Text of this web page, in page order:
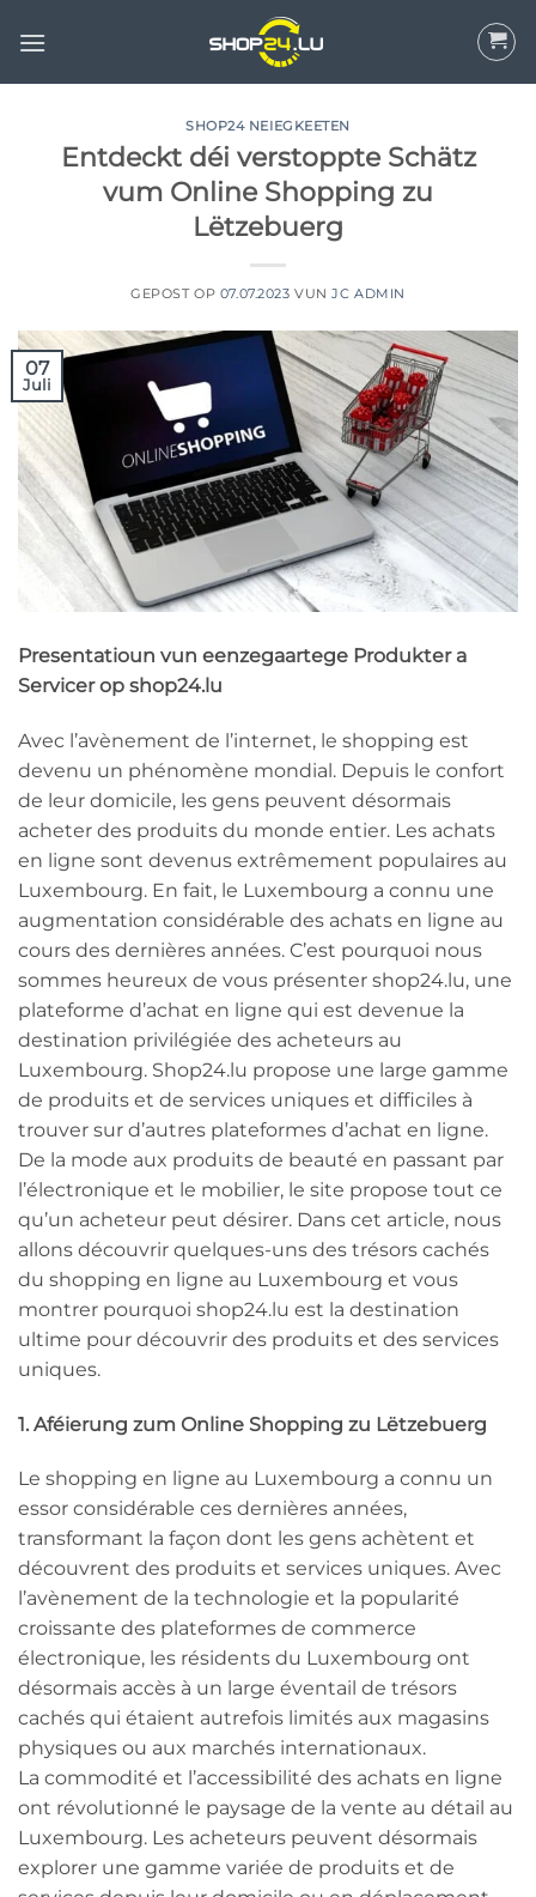
op
SHOP24 NEIEGKEETEN
Entdeckt déi verstoppte Schätz
vum Online Shopping zu
Lëtzebuerg
GEPOST OP 07.07.2023 VUNJC ADMIN
07
Juli
Presentatioun vun eenzegaartege Produkter a
Servicer op shop24.lu
Avec l’avènement de l’internet, le shopping est
devenu un phénomène mondial. Depuis le confort
de leur domicile, les gens peuvent désormais
acheter des produits du monde entier. Les achats
en ligne sont devenus extrêmement populaires au
Luxembourg. En fait, le Luxembourg a connu une
augmentation considérable des achats en ligne au
cours des dernières années. C’est pourquoi nous
sommes heureux de vous présenter shop24.lu, une
plateforme d’achat en ligne qui est devenue la
destination privilégiée des acheteurs au
Luxembourg. Shop24.lu propose une large gamme
de produits et de services uniques et difficiles à
trouver sur d’autres plateformes d’achat en ligne.
De la mode aux produits de beauté en passant par
l’électronique et le mobilier, le site propose tout ce
qu’un acheteur peut désirer. Dans cet article, nous
allons découvrir quelques-uns des trésors cachés
du shopping en ligne au Luxembourg et vous
montrer pourquoi shop24.lu est la destination
ultime pour découvrir des produits et des services
uniques.
1. Aféierung zum Online Shopping zu Lëtzebuerg
Le shopping en ligne au Luxembourg a connu un
essor considérable ces dernières années,
transformant la façon dont les gens achètent et
découvrent des produits et services uniques. Avec
l’avènement de la technologie et la popularité
croissante des plateformes de commerce
électronique, les résidents du Luxembourg ont
désormais accès à un large éventail de trésors
cachés qui étaient autrefois limités aux magasins
physiques ou aux marchés internationaux.
La commodité et l’accessibilité des achats en ligne
ont révolutionné le paysage de la vente au détail au
Luxembourg. Les acheteurs peuvent désormais
explorer une gamme variée de produits et de